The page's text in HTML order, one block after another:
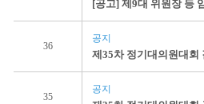
[공고] 제9대 위원장 등
36
공지
제35차 정기대의원대회
35
공지